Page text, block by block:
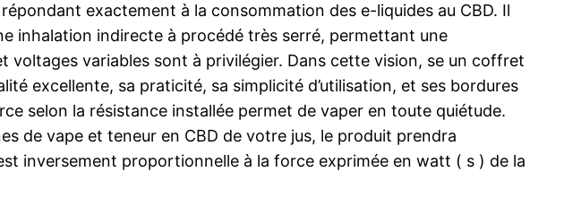
exactement à la consommation des e-liquides au CBD. Il
inhalation indirecte à procédé très serré, permettant une
voltages variables sont à privilégier. Dans cette vision, se un coffret
excellente, sa praticité, sa simplicité d’utilisation, et ses bordures
selon la résistance installée permet de vaper en toute quiétude.
de vape et teneur en CBD de votre jus, le produit prendra
inversement proportionnelle à la force exprimée en watt ( s ) de la